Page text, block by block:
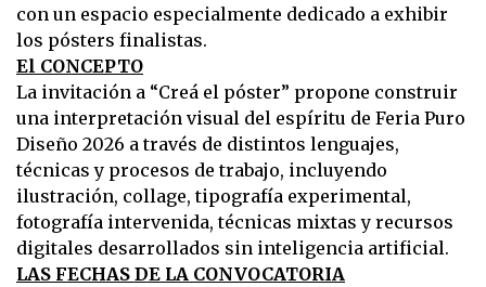
con un espacio especialmente dedicado a exhibir
los pósters finalistas.
El CONCEPTO
La invitación a “Creá el póster” propone construir
una interpretación visual del espíritu de Feria Puro
Diseño 2026 a través de distintos lenguajes,
técnicas y procesos de trabajo, incluyendo
ilustración, collage, tipografía experimental,
fotografía intervenida, técnicas mixtas y recursos
digitales desarrollados sin inteligencia artificial.
LAS FECHAS DE LA CONVOCATORIA